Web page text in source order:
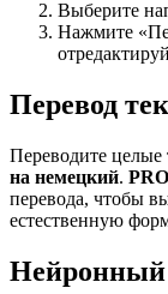
Выберите
Нажмите
Перевод
Переводите целые
на немецкий.
перевода, чтобы
естественную
Нейронный